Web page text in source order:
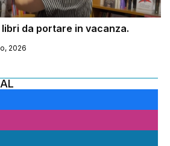
da portare in vacanza.
2026